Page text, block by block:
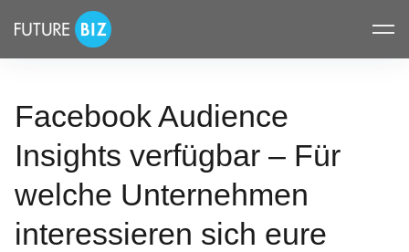
überspringen
FUTUREBIZ
Facebook Audience
Insights verfügbar – Für
welche Unternehmen
interessieren sich eure